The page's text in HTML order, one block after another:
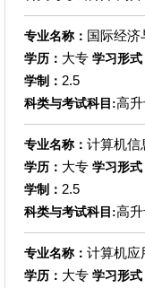
专业名称： 国际经济
学历： 大专 学习形式
学制： 2.5
科类与考试科目:高
专业名称： 计算机信
学历： 大专 学习形式
学制： 2.5
科类与考试科目:高
专业名称： 计算机应
学历： 大专 学习形式